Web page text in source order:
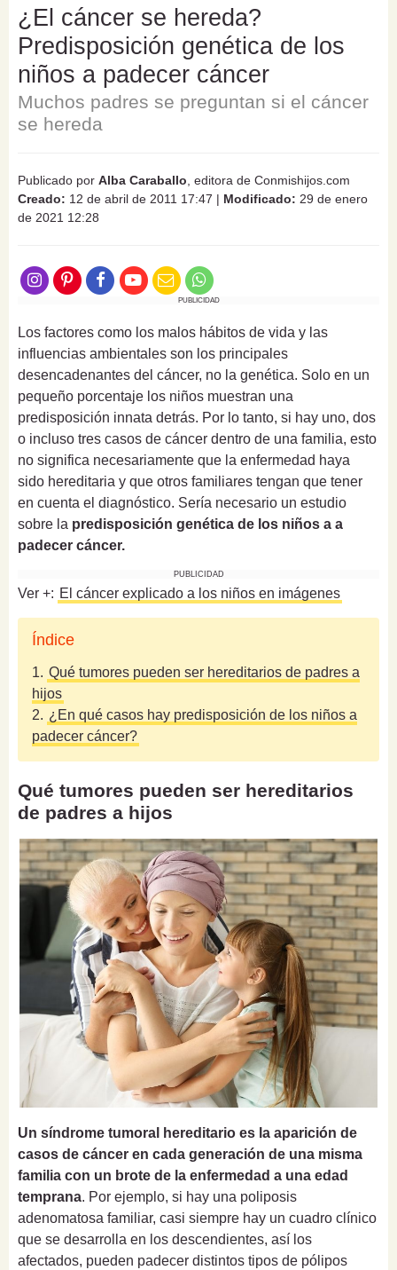
¿El cáncer se hereda?
Predisposición genética de los
niños a padecer cáncer
Muchos padres se preguntan si el cáncer
se hereda
Publicado por Alba Caraballo , editora de Conmishijos.com
Creado: 12 de abril de 2011 17:47 | Modificado: 29 de enero
de 2021 12:28
PUBLICIDAD
Los factores como los malos hábitos de vida y las
influencias ambientales son los principales
desencadenantes del cáncer, no la genética. Solo en un
pequeño porcentaje los niños muestran una
predisposición innata detrás. Por lo tanto, si hay uno, dos
o incluso tres casos de cáncer dentro de una familia, esto
no significa necesariamente que la enfermedad haya
sido hereditaria y que otros familiares tengan que tener
en cuenta el diagnóstico. Sería necesario un estudio
sobre la predisposición genética de los niños a a
padecer cáncer.
PUBLICIDAD
Ver +: El cáncer explicado a los niños en imágenes
Índice
1. Qué tumores pueden ser hereditarios de padres a
hijos
2. ¿En qué casos hay predisposición de los niños a
padecer cáncer?
Qué tumores pueden ser hereditarios
de padres a hijos
Un síndrome tumoral hereditario es la aparición de
casos de cáncer en cada generación de una misma
familia con un brote de la enfermedad a una edad
temprana. Por ejemplo, si hay una poliposis
adenomatosa familiar, casi siempre hay un cuadro clínico
que se desarrolla en los descendientes, así los
afectados, pueden padecer distintos tipos de pólipos